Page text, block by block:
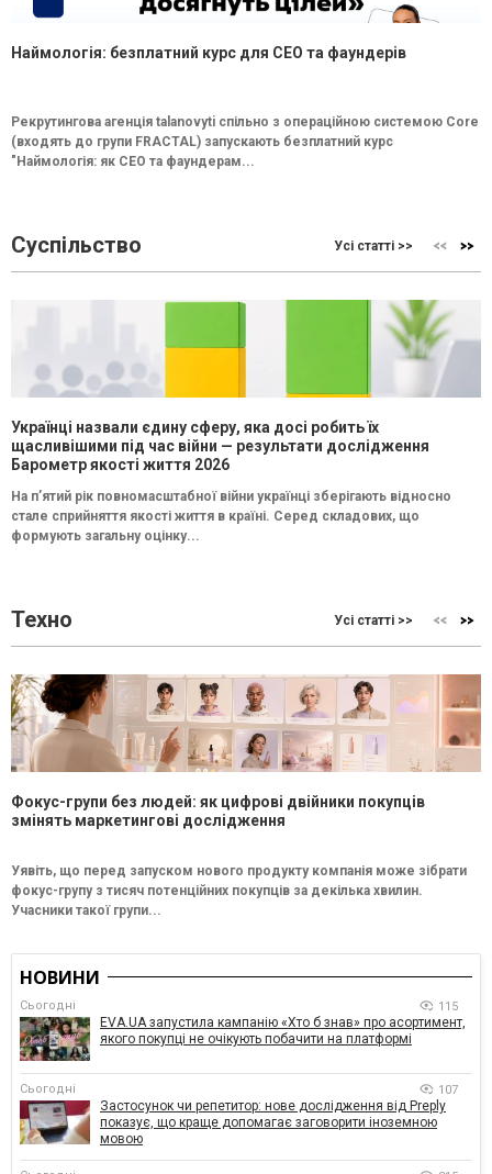
Наймологія: безплатний курс для CEO та фаундерів
Рекрутингова агенція talanovyti спільно з операційною системою Core
(входять до групи FRACTAL) запускають безплатний курс
"Наймологія: як СEO та фаундерам...
Суспільство Усі статті >>
Українці назвали єдину сферу, яка досі робить їх
щасливішими під час війни — результати дослідження
Барометр якості життя 2026
На п’ятий рік повномасштабної війни українці зберігають відносно
стале сприйняття якості життя в країні. Серед складових, що
формують загальну оцінку...
Техно Усі статті >>
Фокус-групи без людей: як цифрові двійники покупців
змінять маркетингові дослідження
Уявіть, що перед запуском нового продукту компанія може зібрати
фокус-групу з тисяч потенційних покупців за декілька хвилин.
Учасники такої групи...
НОВИНИ
Сьогодні 115
EVA.UA запустила кампанію «Хто б знав» про асортимент,
якого покупці не очікують побачити на платформі
Сьогодні 107
Застосунок чи репетитор: нове дослідження від Preply
показує, що краще допомагає заговорити іноземною
мовою